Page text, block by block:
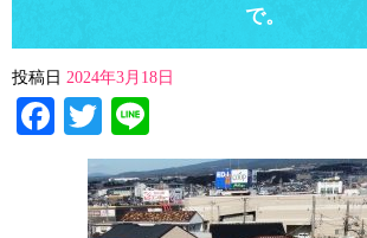
で。
投稿日 2024年3月18日
Facebook
Twitter